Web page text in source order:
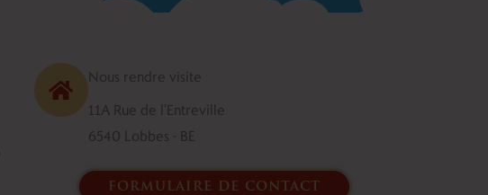
Nous rendre visite
11A Rue de l'Entreville
6540 Lobbes - BE
formulaire de contact